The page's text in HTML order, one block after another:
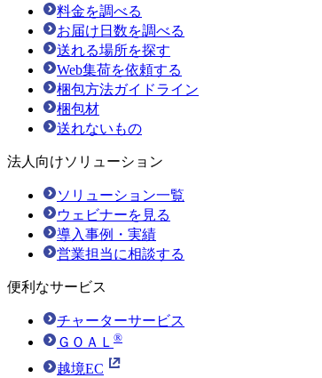
料金を調べる
お届け日数を調べる
送れる場所を探す
Web集荷を依頼する
梱包方法ガイドライン
梱包材
送れないもの
法人向けソリューション
ソリューション一覧
ウェビナーを見る
導入事例・実績
営業担当に相談する
便利なサービス
チャーターサービス
ＧＯＡＬ ®
越境EC